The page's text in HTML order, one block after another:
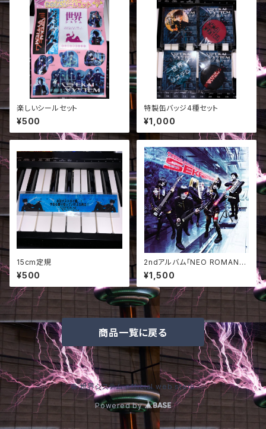
楽しいシールセット
¥500
特製缶バッジ4種セット
¥1,000
15cm定規
¥500
2ndアルバム「NEO ROMANC
ER」
¥1,500
商品一覧に戻る
© 世界システム official web store
Powered by